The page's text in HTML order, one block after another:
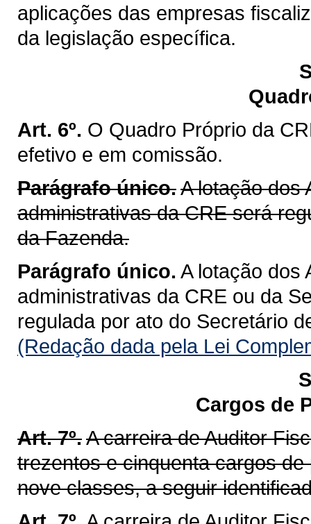
aplicações das empresas
da legislação específica.
Art. 6º. O Quadro Próprio da
efetivo e em comissão.
Parágrafo único.A lotação dos
administrativas da CRE será
da Fazenda.
Parágrafo único. A lotação dos
administrativas da CRE ou da
regulada por ato do Secretário
(Redação dada pela Lei
Cargos de
Art. 7º.A carreira de Auditor
trezentos e cinquenta cargos
nove classes, a seguir